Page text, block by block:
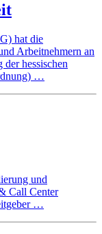
hat die
Arbeitnehmern an
hessischen
…
und
Call Center
…